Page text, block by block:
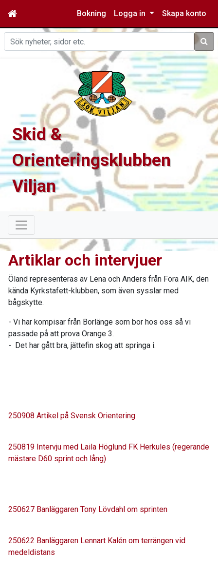
Bokning Logga in Skapa konto
Sök
Skid &
Orienteringsklubben
Viljan
Artiklar och intervjuer
Öland representeras av Lena och Anders från Föra AIK, den
kända Kyrkstafett-klubben, som även sysslar med
bågskytte.
- Vi har kompisar från Borlänge som bor hos oss så vi
passade på att prova Orange 3.
- Det har gått bra, jättefin skog att springa i.
250908 Artikel på Svensk Orientering
250819 Intervju med Laila Höglund FK Herkules (regerande
mästare D60 sprint och lång)
250627 Banläggaren Tony Lövdahl om sprinten
250622 Banläggaren Lennart Kalén om terrängen vid
medeldistans